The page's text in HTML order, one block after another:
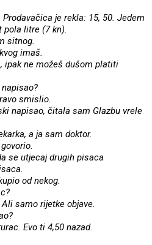
je rekla: 15, 50. Jedem
pola litre (7 kn).
sitnog.
imaš.
ipak ne možeš dušom platiti
smislio.
napisao, čitala sam Glazbu vrele
a ja sam doktor.
se utjecaj drugih pisaca
od nekog.
samo rijetke objave.
Evo ti 4,50 nazad.